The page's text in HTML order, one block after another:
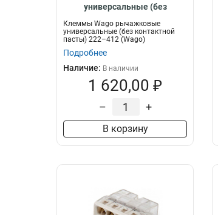
универсальные (без
контактной пасты) 222–412,
59927
Клеммы Wago рычажковые
универсальные (без контактной
пасты) 222–412 (Wago)
Подробнее
Наличие: В наличии
1 620,00 ₽
– +
В корзину